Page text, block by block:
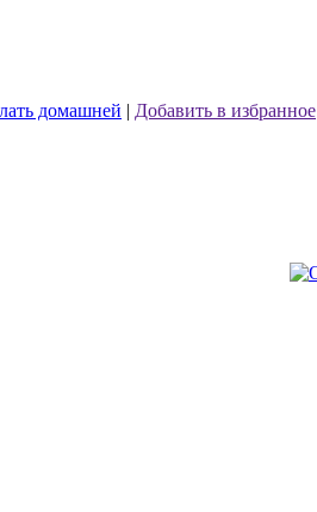
домашней | Добавить в избранное